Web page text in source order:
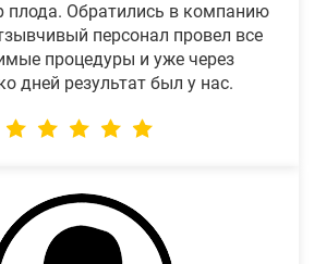
плода. Обратились в компанию
персонал провел все
процедуры и уже через
дней результат был у нас.